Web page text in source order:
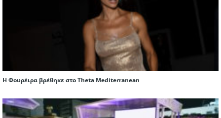
Η Φουρέιρα βρέθηκε στο Theta Mediterranean